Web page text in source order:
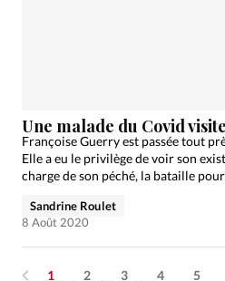
Une malade du Covid
Françoise Guerry est passée tout
Elle a eu le privilège de voir son
charge de son péché, la bataille
Sandrine Roulet
8 Août 2020
1 2 3 4 5